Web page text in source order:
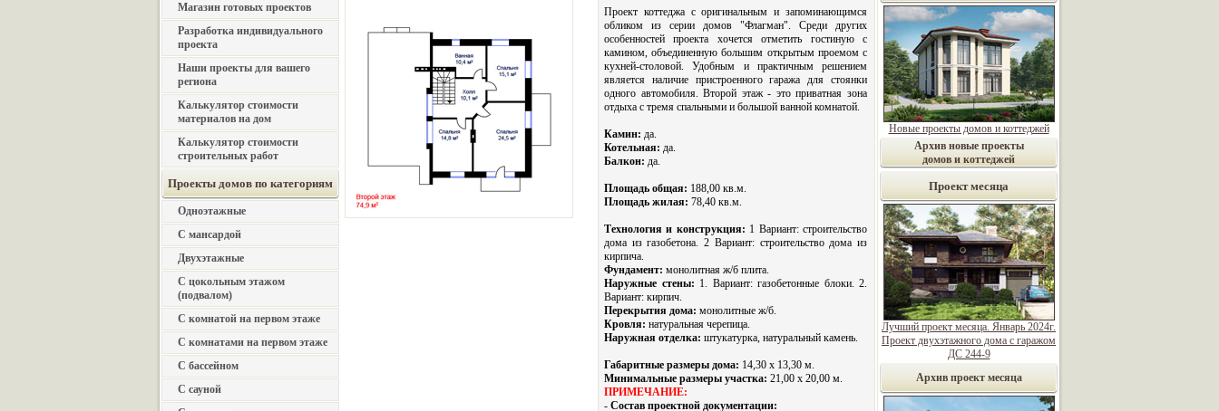
Магазин готовых проектов
Разработка индивидуального
проекта
Наши проекты для вашего
региона
Калькулятор стоимости
материалов на дом
Калькулятор стоимости
строительных работ
Проекты домов по категориям
Одноэтажные
С мансардой
Двухэтажные
С цокольным этажом
(подвалом)
С комнатой на первом этаже
С комнатами на первом этаже
С бассейном
С сауной
Проект коттеджа с оригинальным и запоминающимся
обликом из серии домов "Флагман". Среди других
особенностей проекта хочется отметить гостиную с
камином, объединенную большим открытым проемом с
кухней-столовой. Удобным и практичным решением
является наличие пристроенного гаража для стоянки
одного автомобиля. Второй этаж - это приватная зона
отдыха с тремя спальными и большой ванной комнатой.
Камин: да.
Котельная: да.
Балкон: да.
Площадь общая: 188,00 кв.м.
Площадь жилая: 78,40 кв.м.
Технология и конструкция: 1 Вариант: строительство
дома из газобетона. 2 Вариант: строительство дома из
кирпича.
Фундамент: монолитная ж/б плита.
Наружные стены: 1. Вариант: газобетонные блоки. 2.
Вариант: кирпич.
Перекрытия дома: монолитные ж/б.
Кровля: натуральная черепица.
Наружная отделка: штукатурка, натуральный камень.
Габаритные размеры дома: 14,30 х 13,30 м.
Минимальные размеры участка: 21,00 x 20,00 м.
ПРИМЕЧАНИЕ:
- Состав проектной документации:
Новые проекты домов и коттеджей
Архив новые проекты
домов и коттеджей
Проект месяца
Лучший проект месяца. Январь 2024г.
Проект двухэтажного дома с гаражом
ДС 244-9
Архив проект месяца